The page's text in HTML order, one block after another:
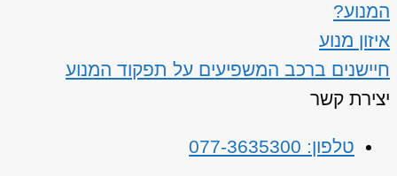
המנוע?
איזון מנוע
חיישנים ברכב המשפיעים על תפקוד המנוע
יצירת קשר
טלפון: 077-3635300